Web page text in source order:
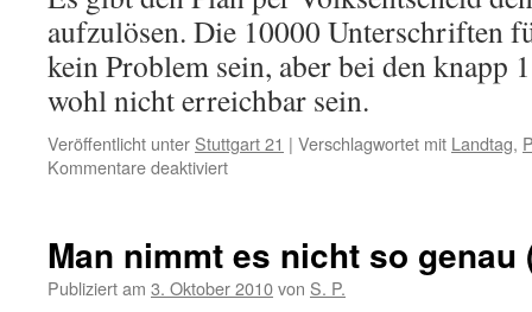
aufzulösen. Die 10000 Unterschriften
kein Problem sein, aber bei den knapp
wohl nicht erreichbar sein.
Veröffentlicht unter Stuttgart 21 | Verschlagwortet mit Landtag,
Kommentare deaktiviertfür
warten?
Man nimmt es nicht so genau
Publiziert am 3. Oktober 2010von S. P.